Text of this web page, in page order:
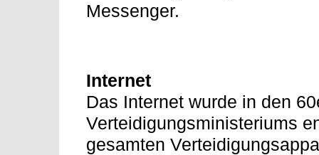
Messenger.
Internet
Das Internet wurde in den
Verteidigungsministeriums
gesamten